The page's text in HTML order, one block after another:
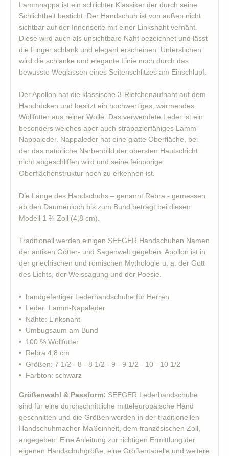
Lammnappa ist ein schlichter Klassiker der durch seine
Schlichtheit besticht. Der Handschuh ist von außen nicht
sichtbar auf der Innenseite mit einer Linksnaht vernäht.
Diese wird auch als unsichtbare Naht bezeichnet und lässt
die Finger schlank und elegant erscheinen. Unterstichen
wird die schlanke und elegante Linie noch durch das
bewusste Weglassen eines Seitenschlitzes am Einschlupf.
Der Apollon hat die klassische 3-Riefchenaufnaht auf dem
Handrücken und besitzt ein hochwertiges, wärmendes
Wollfutter aus reiner Wolle. Das verwendete Leder ist ein
besonders weiches aber auch strapazierfähiges Lamm-
Nappaleder. Nappaleder hat eine glatte Oberfläche, bei
der das natürliche Narbenbild der obersten Hautschicht
nicht abgeschliffen wird und seine feinporige
Oberflächenstruktur noch zu erkennen ist.
Die Länge des Handschuhs – genannt Rebra - gemessen
ab den Daumenloch bis zum Bund beträgt bei diesen
Modell 1 ¾ Zoll (4,8 cm).
Traditionell werden einigen SEEGER Handschuhen Namen
der antiken Götter- und Sagenwelt gegeben. Apollon ist in
der griechischen und römischen Mythologie u. a. der Gott
des Lichts, der Weissagung und der Poesie.
• handgefertiger Lederhandschuhe für Herren
• Leder: Lamm-Napaleder
• Nähte: Linksnaht
• Umbugsaum am Bund
• 100 % Wollfutter
• Rebra 4,8 cm
• Größen: 7 1/2 - 8 - 8 1/2 - 9 - 9 1/2 - 10 - 10 1/2
• Farbton: schwarz
Größenwahl & Passform: SEEGER Lederhandschuhe
sind für eine durchschnittliche mitteleuropäische Hand
geschnitten und die Größen werden in der traditionellen
Handschuhmacher-Maßeinheit, dem französischen Zoll,
angegeben. Eine Anleitung zur richtigen Ermittlung der
eigenen Handschuhgröße, eine Größentabelle und weitere